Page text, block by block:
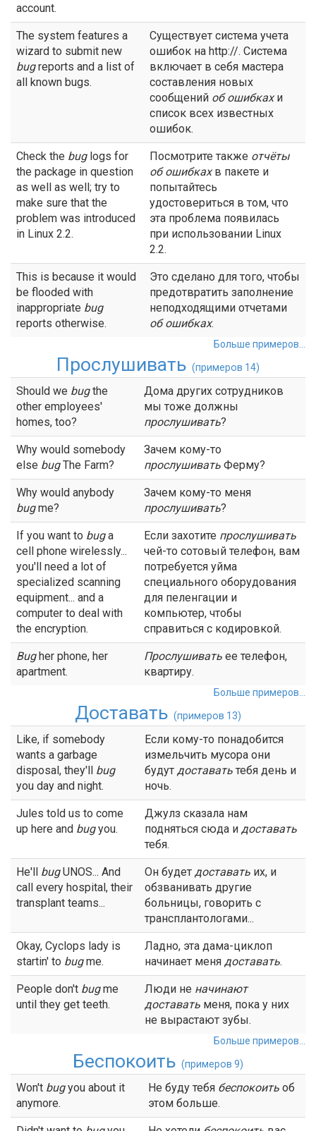
account.
The system features a
wizard to submit new
bugreports and a list of
all known bugs.
Существует система учета
ошибок на http://. Система
включает в себя мастера
составления новых
сообщений об ошибкахи
список всех известных
ошибок.
Check the buglogs for
the package in question
as well as well; try to
make sure that the
problem was introduced
in Linux 2.2.
Посмотрите также отчёты
об ошибкахв пакете и
попытайтесь
удостовериться в том, что
эта проблема появилась
при использовании Linux
2.2.
This is because it would
be flooded with
inappropriate bug
reports otherwise.
Это сделано для того, чтобы
предотвратить заполнение
неподходящими отчетами
обошибках.
Больше примеров...
Прослушивать (примеров 14)
Should we bugthe
other employees'
homes, too?
Дома других сотрудников
мы тоже должны
прослушивать?
Why would somebody
else bugThe Farm?
Зачем кому-то
прослушивать Ферму?
Why would anybody
bugme?
Зачем кому-то меня
прослушивать?
If you want to buga
cell phone wirelessly...
you'll need a lot of
specialized scanning
equipment... and a
computer to deal with
the encryption.
Если захотите прослушивать
чей-то сотовый телефон, вам
потребуется уйма
специального оборудования
для пеленгации и
компьютер, чтобы
справиться с кодировкой.
Bugher phone, her
apartment.
Прослушивать ее телефон,
квартиру.
Больше примеров...
Доставать (примеров 13)
Like, if somebody
wants a garbage
disposal, they'll bug
you day and night.
Если кому-то понадобится
измельчить мусора они
будут доставать тебя день и
ночь.
Jules told us to come
up here and bugyou.
Джулз сказала нам
подняться сюда и доставать
тебя.
He'll bugUNOS... And
call every hospital, their
transplant teams...
Он будет доставать их, и
обзванивать другие
больницы, говорить с
трансплантологами...
Okay, Cyclops lady is
startin' to bugme.
Ладно, эта дама-циклоп
начинает меня доставать.
People don't bugme
until they get teeth.
Люди не начинают
доставать меня, пока у них
не вырастают зубы.
Больше примеров...
Беспокоить (примеров 9)
Won't bugyou about it
anymore.
Не буду тебя беспокоить об
этом больше.